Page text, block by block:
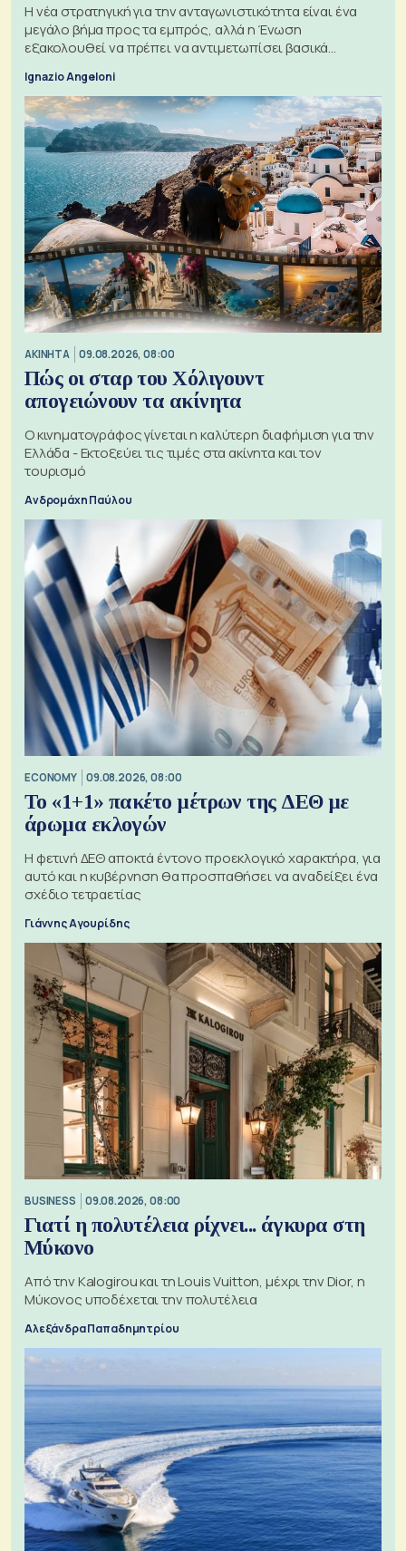
Η νέα στρατηγική για την ανταγωνιστικότητα είναι ένα
μεγάλο βήμα προς τα εμπρός, αλλά η Ένωση
εξακολουθεί να πρέπει να αντιμετωπίσει βασικά
Ignazio Angeloni
ΑΚΙΝΗΤΑ 09.08.2026, 08:00
Πώς οι σταρ του Χόλιγουντ
απογειώνουν τα ακίνητα
Ο κινηματογράφος γίνεται η καλύτερη διαφήμιση για την
Ελλάδα - Εκτοξεύει τις τιμές στα ακίνητα και τον
τουρισμό
Ανδρομάχη Παύλου
ECONOMY 09.08.2026, 08:00
Το «1+1» πακέτο μέτρων της ΔΕΘ με
άρωμα εκλογών
Η φετινή ΔΕΘ αποκτά έντονο προεκλογικό χαρακτήρα, για
αυτό και η κυβέρνηση θα προσπαθήσει να αναδείξει ένα
σχέδιο τετραετίας
Γιάννης Αγουρίδης
BUSINESS 09.08.2026, 08:00
Γιατί η πολυτέλεια ρίχνει... άγκυρα στη
Μύκονο
Από την Kalogirou και τη Louis Vuitton, μέχρι την Dior, η
Μύκονος υποδέχεται την πολυτέλεια
Αλεξάνδρα Παπαδημητρίου